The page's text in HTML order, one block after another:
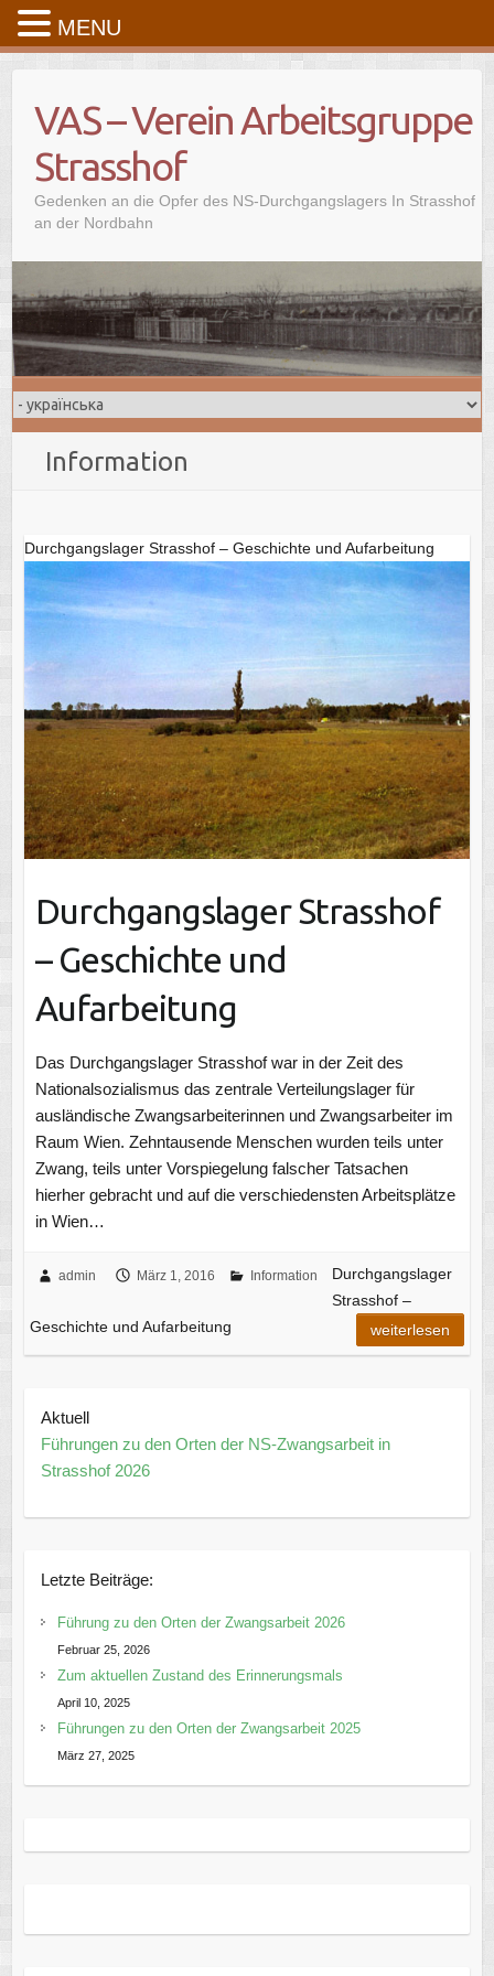
contentVAS – Verein Arbeitsgruppe
Strasshof
Gedenken an die Opfer des NS-Durchgangslagers In Strasshof
an der Nordbahn
Information
Durchgangslager Strasshof – Geschichte und Aufarbeitung
Durchgangslager Strasshof
– Geschichte und
Aufarbeitung
Das Durchgangslager Strasshof war in der Zeit des
Nationalsozialismus das zentrale Verteilungslager für
ausländische Zwangsarbeiterinnen und Zwangsarbeiter im
Raum Wien. Zehntausende Menschen wurden teils unter
Zwang, teils unter Vorspiegelung falscher Tatsachen
hierher gebracht und auf die verschiedensten Arbeitsplätze
in Wien…
admin März 1, 2016 Information
Durchgangslager
Strasshof –
Geschichte und Aufarbeitung
weiterlesen
Aktuell
Führungen zu den Orten der NS-Zwangsarbeit in
Strasshof 2026
Letzte Beiträge:
Führung zu den Orten der Zwangsarbeit 2026
Februar 25, 2026
Zum aktuellen Zustand des Erinnerungsmals
April 10, 2025
Führungen zu den Orten der Zwangsarbeit 2025
März 27, 2025
MENU